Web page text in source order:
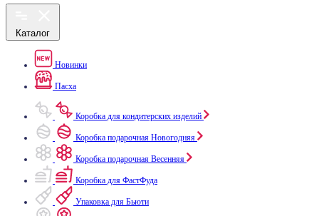
Каталог
Новинки
Пасха
Коробка для кондитерских изделий
Коробка подарочная Новогодняя
Коробка подарочная Весенняя
Коробка для ФастФуда
Упаковка для Бьюти